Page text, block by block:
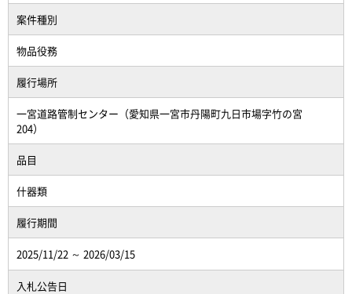
案件種別
物品役務
履行場所
一宮道路管制センター（愛知県一宮市丹陽町九日市場字竹の宮
204）
品目
什器類
履行期間
2025/11/22 ～ 2026/03/15
入札公告日